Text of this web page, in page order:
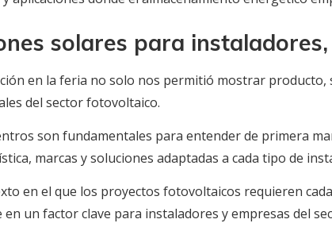
solares para
en la feria no solo nos permitió mostrar
del sector fotovoltaico.
son fundamentales para entender de primera
marcas y soluciones adaptadas a cada tipo de
en el que los proyectos fotovoltaicos requieren
en un factor clave para instaladores y empresas del